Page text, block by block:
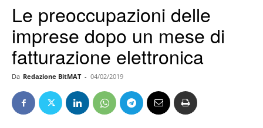
Le preoccupazioni delle
imprese dopo un mese di
fatturazione elettronica
Da Redazione BitMAT - 04/02/2019